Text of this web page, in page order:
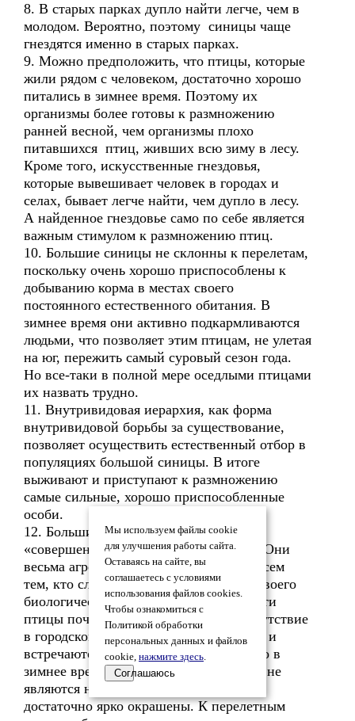
8. В старых парках дупло найти легче, чем в
молодом. Вероятно, поэтому синицы чаще
гнездятся именно в старых парках.
9. Можно предположить, что птицы, которые
жили рядом с человеком, достаточно хорошо
питались в зимнее время. Поэтому их
организмы более готовы к размножению
ранней весной, чем организмы плохо
питавшихся птиц, живших всю зиму в лесу.
Кроме того, искусственные гнездовья,
которые вывешивает человек в городах и
селах, бывает легче найти, чем дупло в лесу.
А найденное гнездовье само по себе является
важным стимулом к размножению птиц.
10. Большие синицы не склонны к перелетам,
поскольку очень хорошо приспособлены к
добыванию корма в местах своего
постоянного естественного обитания. В
зимнее время они активно подкармливаются
людьми, что позволяет этим птицам, не улетая
на юг, пережить самый суровый сезон года.
Но все-таки в полной мере оседлыми птицами
их назвать трудно.
11. Внутривидовая иерархия, как форма
внутривидовой борьбы за существование,
позволяет осуществить естественный отбор в
популяциях большой синицы. В итоге
выживают и приступают к размножению
самые сильные, хорошо приспособленные
особи.
12. Большие синицы не являются
«совершенно безобидными птицами». Они
весьма агрессивны по отношению ко всем
тем, кто слабее их, включая и особей своего
биологического вида. В глухих лесах эти
птицы почти не встречаются. Их присутствие
в городском парке совсем не случайно, и
встречаются они там нередко, особенно в
зимнее время. Самки большой синицы не
являются невзрачными птицами, они
достаточно ярко окрашены. К перелетным
Мы используем файлы cookie
для улучшения работы сайта.
Оставаясь на сайте, вы
соглашаетесь с условиями
использования файлов cookies.
Чтобы ознакомиться с
Политикой обработки
персональных данных и файлов
cookie, нажмите здесь.
Соглашаюсь